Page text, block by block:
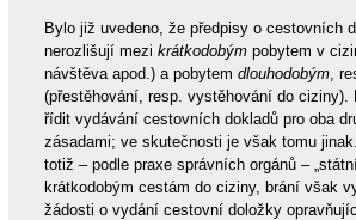
Bylo již uvedeno, že předpisy o cestovních
nerozlišují mezi krátkodobýmpobytem v
návštěva apod.) a pobytem dlouhodobým,
(přestěhování, resp. vystěhování do ciziny).
řídit vydávání cestovních dokladů pro oba
zásadami; ve skutečnosti je však tomu
totiž – podle praxe správních orgánů –
krátkodobým cestám do ciziny, brání však
žádosti o vydání cestovní doložky